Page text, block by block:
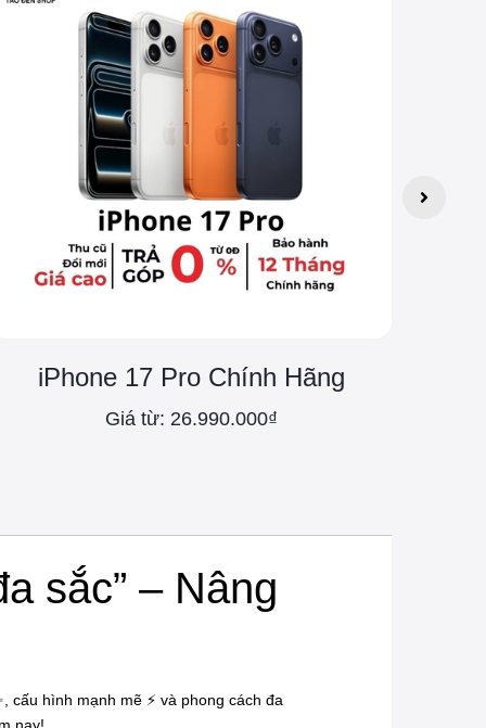
iPhone 17 Pro Chính Hãng
Giá từ: 26.990.000₫
sắc” – Nâng
hình mạnh mẽ ⚡ và phong cách đa